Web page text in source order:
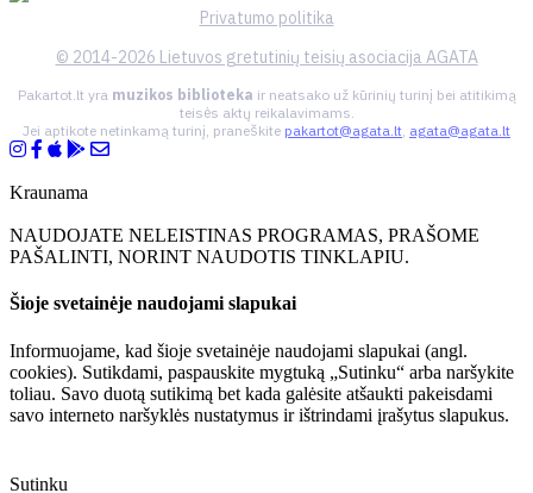
Privatumo politika
© 2014-2026 Lietuvos gretutinių teisių asociacija AGATA
Pakartot.lt yra muzikos biblioteka ir neatsako už kūrinių turinį bei atitikimą
teisės aktų reikalavimams.
Jei aptikote netinkamą turinį, praneškite pakartot@agata.lt, agata@agata.lt
Kraunama
NAUDOJATE NELEISTINAS PROGRAMAS, PRAŠOME
PAŠALINTI, NORINT NAUDOTIS TINKLAPIU.
Šioje svetainėje naudojami slapukai
Informuojame, kad šioje svetainėje naudojami slapukai (angl.
cookies). Sutikdami, paspauskite mygtuką „Sutinku“ arba naršykite
toliau. Savo duotą sutikimą bet kada galėsite atšaukti pakeisdami
savo interneto naršyklės nustatymus ir ištrindami įrašytus slapukus.
Sutinku